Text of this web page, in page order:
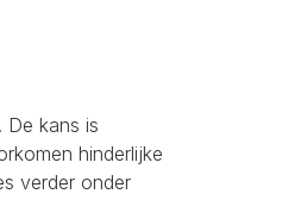
De kans is
hinderlijke
verder onder